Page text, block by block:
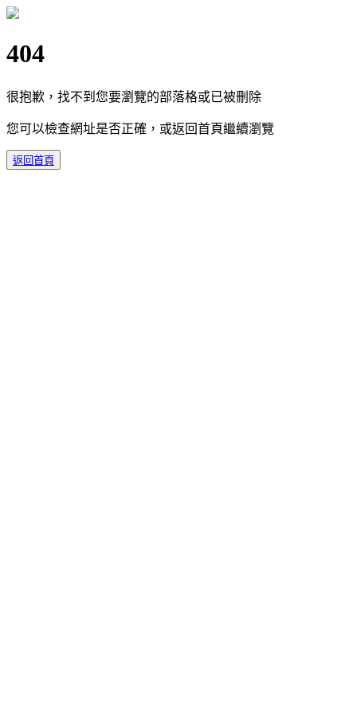
404
很抱歉，找不到您要瀏覽的部落格或已被刪除
您可以檢查網址是否正確，或返回首頁繼續瀏覽
返回首頁